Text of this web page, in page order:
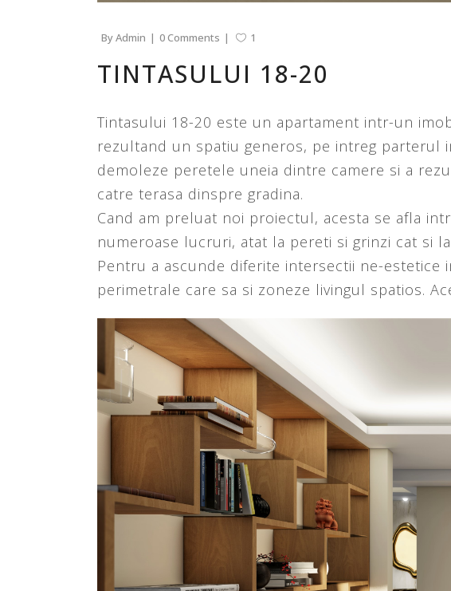
ByAdmin 0 Comments 1
TINTASULUI 18-20
Tintasului 18-20 este un apartament intr-un
rezultand un spatiu generos, pe intreg parterul
demoleze peretele uneia dintre camere si a
catre terasa dinspre gradina.
Cand am preluat noi proiectul, acesta se afla
numeroase lucruri, atat la pereti si grinzi cat si
Pentru a ascunde diferite intersectii ne-estetice
perimetrale care sa si zoneze livingul spatios.